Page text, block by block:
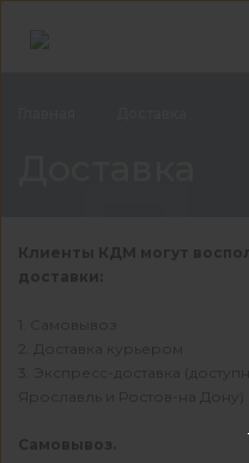
Клиенты КДМ могут
доставки:
1. Самовывоз
2. Доставка курьером
3. Экспресс-доставка
Ярославль и Ростов-на Дону)
Самовывоз.